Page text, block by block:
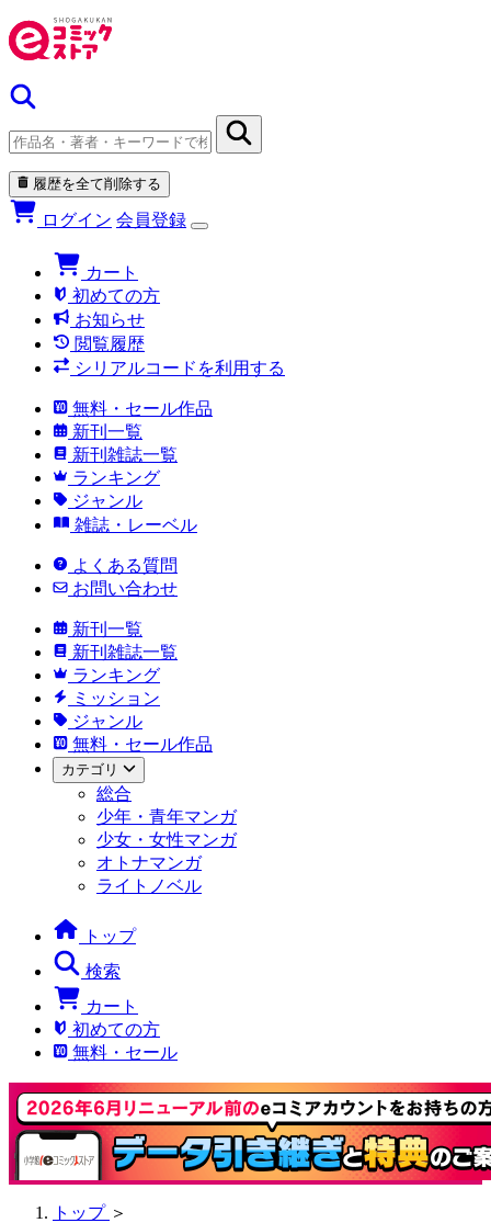
履歴を全て削除する
ログイン 会員登録
カート
初めての方
お知らせ
閲覧履歴
シリアルコードを利用する
無料・セール作品
新刊一覧
新刊雑誌一覧
ランキング
ジャンル
雑誌・レーベル
よくある質問
お問い合わせ
新刊一覧
新刊雑誌一覧
ランキング
ミッション
ジャンル
無料・セール作品
カテゴリ
総合
少年・青年マンガ
少女・女性マンガ
オトナマンガ
ライトノベル
トップ
検索
カート
初めての方
無料・セール
トップ ＞